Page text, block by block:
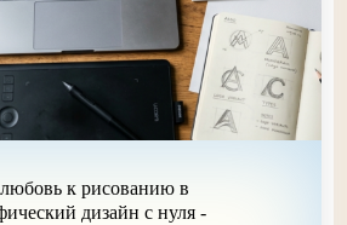
к рисованию в
дизайн с нуля -